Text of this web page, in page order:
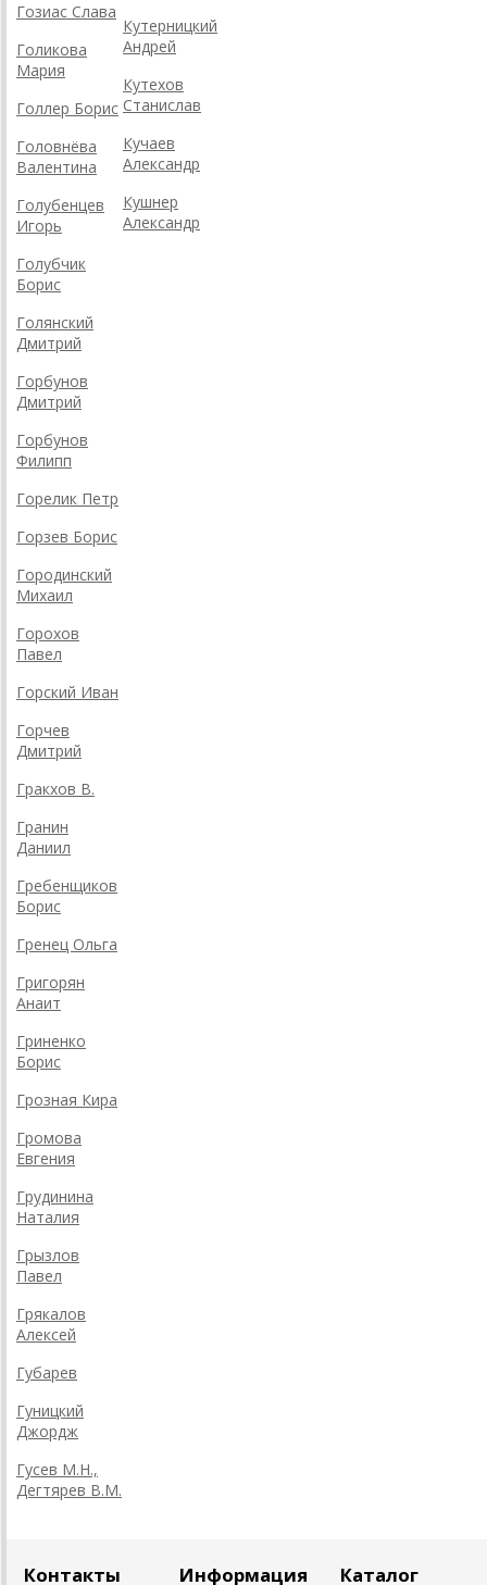
Гозиас Слава
Голикова
Мария
Голлер Борис
Головнёва
Валентина
Голубенцев
Игорь
Голубчик
Борис
Голянский
Дмитрий
Горбунов
Дмитрий
Горбунов
Филипп
Горелик Петр
Горзев Борис
Городинский
Михаил
Горохов
Павел
Горский Иван
Горчев
Дмитрий
Гракхов В.
Гранин
Даниил
Гребенщиков
Борис
Гренец Ольга
Григорян
Анаит
Гриненко
Борис
Грозная Кира
Громова
Евгения
Грудинина
Наталия
Грызлов
Павел
Грякалов
Алексей
Губарев
Гуницкий
Джордж
Гусев М.Н.,
Дегтярев В.М.
Кутерницкий
Андрей
Кутехов
Станислав
Кучаев
Александр
Кушнер
Александр
Контакты Информация Каталог